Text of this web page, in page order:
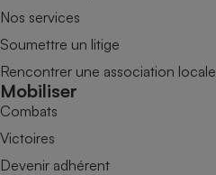
Nos services
Soumettre un litige
Rencontrer une association locale
Mobiliser
Combats
Victoires
Devenir adhérent